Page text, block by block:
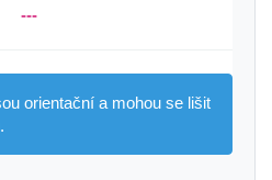
---
orientační a mohou se lišit